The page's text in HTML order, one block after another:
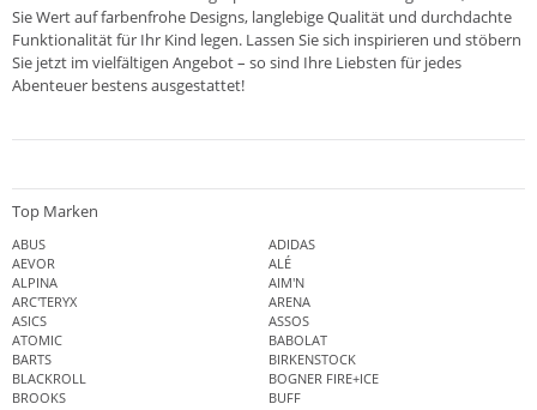
Sie Wert auf farbenfrohe Designs, langlebige Qualität und durchdachte
Funktionalität für Ihr Kind legen. Lassen Sie sich inspirieren und stöbern
Sie jetzt im vielfältigen Angebot – so sind Ihre Liebsten für jedes
Abenteuer bestens ausgestattet!
Top Marken
ABUS
ADIDAS
AEVOR
ALÉ
ALPINA
AIM'N
ARC'TERYX
ARENA
ASICS
ASSOS
ATOMIC
BABOLAT
BARTS
BIRKENSTOCK
BLACKROLL
BOGNER FIRE+ICE
BROOKS
BUFF